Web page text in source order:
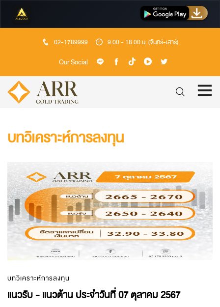
02-1789999 9.00 - 18.00 น. (จันทร์-เสาร์)
Our Social
บทวิเคราะห์การลงทุน
บทวิเคราะห์การลงทุน
แนวรับ - แนวต้าน ประจำวันที่ 07 ตุลาคม 2567